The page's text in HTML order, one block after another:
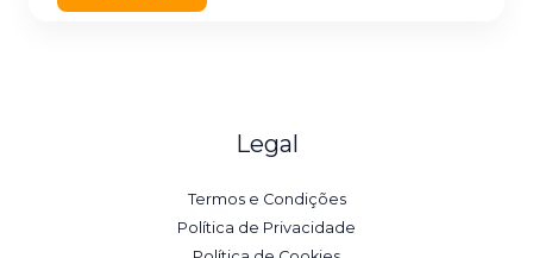
Legal
Termos e Condições
Política de Privacidade